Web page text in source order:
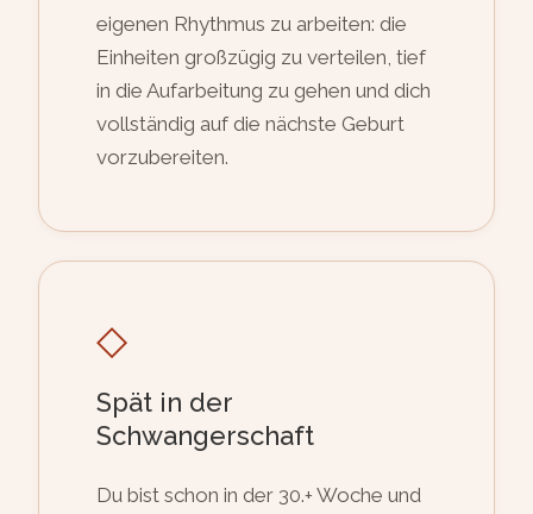
eigenen Rhythmus zu arbeiten: die
Einheiten großzügig zu verteilen, tief
in die Aufarbeitung zu gehen und dich
vollständig auf die nächste Geburt
vorzubereiten.
◇
Spät in der
Schwangerschaft
Du bist schon in der 30.+ Woche und